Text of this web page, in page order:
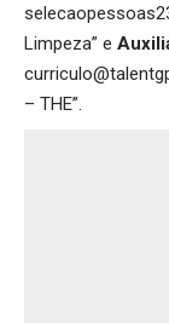
Limpeza” e
– THE”.